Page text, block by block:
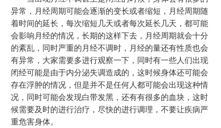
异常，月经周期可能会逐渐的变长或者缩短，月经周期随
着时间的延长，每次缩短几天或者每次延长几天，都可能
会影响月经的情况，长期的这样下去，月经周期就会十分
的紊乱，同时严重的月经不调时，月经的量还有性质也会
有异常，大家需要多进行观察一下，同时有一些人们出现
闭经可能是由于内分泌失调造成的，这时候身体还可能会
存在浮肿的情况，但是并不是任何人都可能会出现这种情
况，同时可能会发现白带发黑，还有有很多的血块，这时
候需要及时的进行治疗，尽快的进行调理，不要让疾病严
重危害身体。